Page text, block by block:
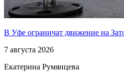
В Уфе ограничат движение на
7 августа 2026
Екатерина Румянцева